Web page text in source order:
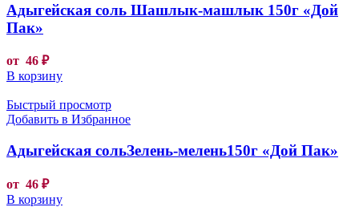
Адыгейская соль Шашлык-машлык 150г «Дой
Пак»
от 46 ₽
В корзину
Быстрый просмотр
Добавить в Избранное
Адыгейская сольЗелень-мелень150г «Дой Пак»
от 46 ₽
В корзину